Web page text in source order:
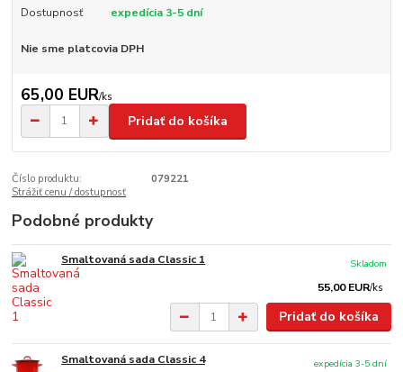
Dostupnosť expedícia 3-5 dní
Nie sme platcovia DPH
65,00 EUR/ks
Pridať do košíka
Číslo produktu:
079221
Strážiť cenu / dostupnosť
Podobné produkty
Smaltovaná sada Classic 1
55,00 EUR/ks
Skladom
Pridať do košíka
Smaltovaná sada Classic 4
expedícia 3-5 dní